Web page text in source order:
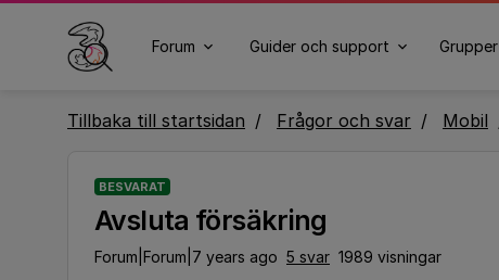
Forum Guider och support Grupper
Tillbaka till startsidan Frågor och svar Mobil
BESVARAT
Avsluta försäkring
Forum|Forum|7 years ago 5 svar 1989 visningar